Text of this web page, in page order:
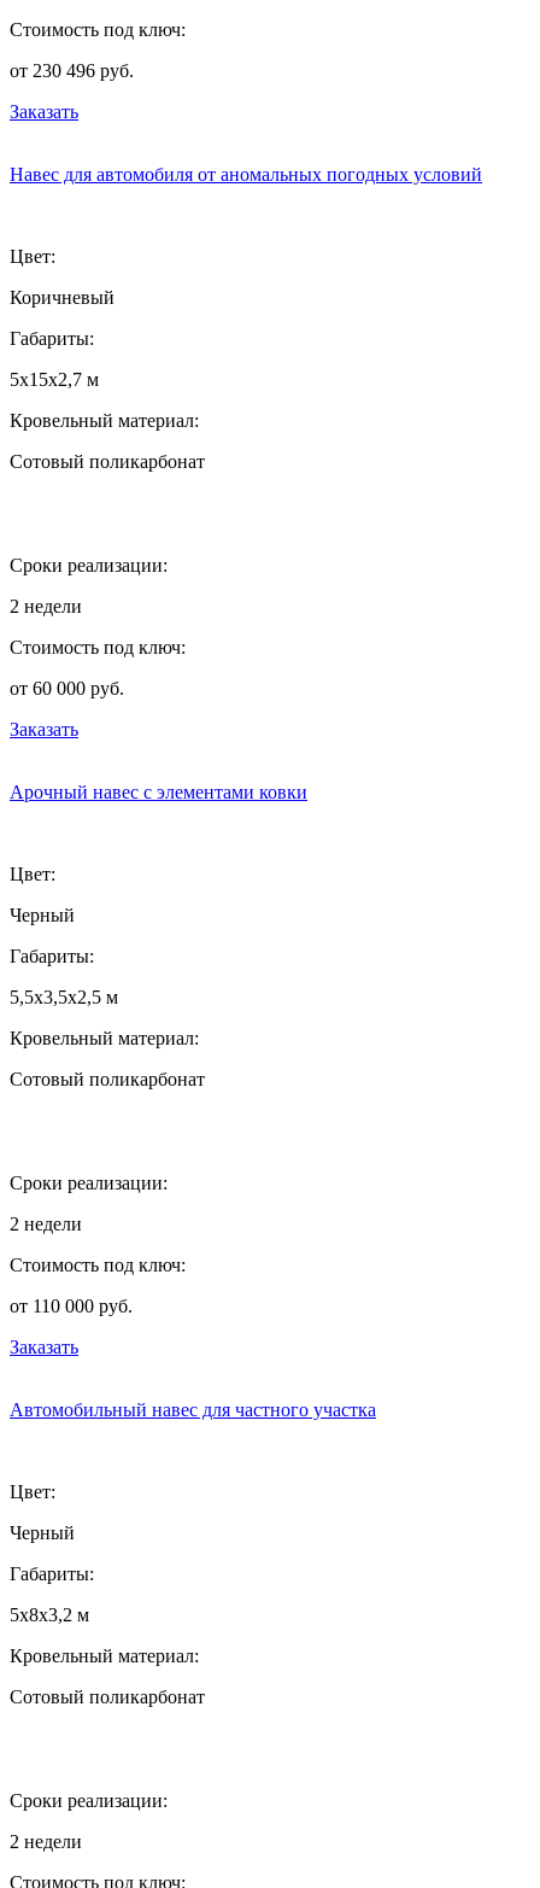
Стоимость под ключ:
от 230 496 руб.
Заказать
Навес для автомобиля от аномальных погодных условий
Цвет:
Коричневый
Габариты:
5х15х2,7 м
Кровельный материал:
Сотовый поликарбонат
Сроки реализации:
2 недели
Стоимость под ключ:
от 60 000 руб.
Заказать
Арочный навес с элементами ковки
Цвет:
Черный
Габариты:
5,5х3,5х2,5 м
Кровельный материал:
Сотовый поликарбонат
Сроки реализации:
2 недели
Стоимость под ключ:
от 110 000 руб.
Заказать
Автомобильный навес для частного участка
Цвет:
Черный
Габариты:
5х8х3,2 м
Кровельный материал:
Сотовый поликарбонат
Сроки реализации:
2 недели
Стоимость под ключ: